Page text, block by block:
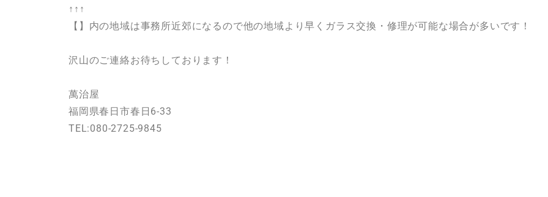
↑↑↑
【】内の地域は事務所近郊になるので他の地域より早くガラス交換・修理が可能な場合が多いです！
沢山のご連絡お待ちしております！
萬治屋
福岡県春日市春日6-33
TEL:080-2725-9845